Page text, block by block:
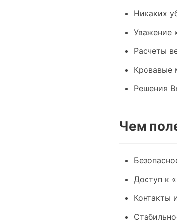
Никаких
Уважение
Расчеты
Кровавые
Решения
Чем
Доступ к
Контакты